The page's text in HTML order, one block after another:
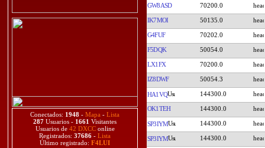
Conectados: 1948 - Mapa - Lista
287 Usuarios - 1661 Visitantes
Usuarios de 42 DXCConline
Registrados: 37686 - Lista
Último registrado: F4LUI
GW8ASD 70200.0
IK7MOI 50135.0
G4FUF 70202.0
F5DQK 50054.0
LX1FX 70200.0
IZ8DWF 50054.3
HA1VQ 144300.0
OK1TEH 144300.0
SP3IYM 144300.0
SP3IYM 144300.0